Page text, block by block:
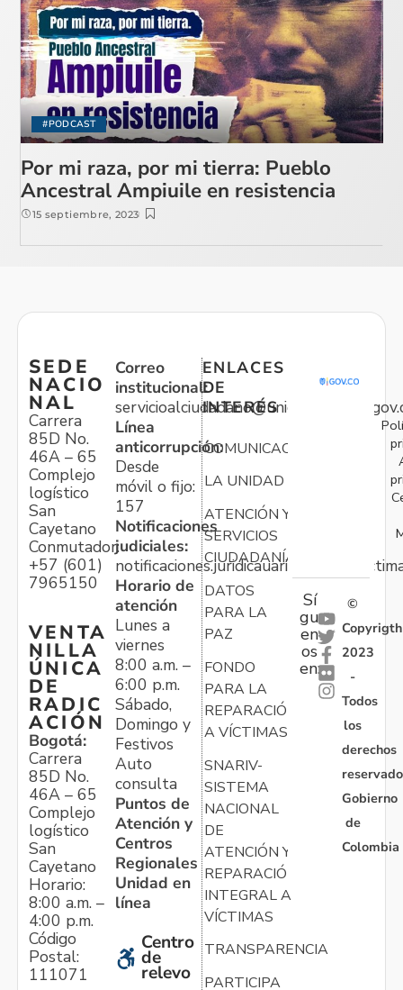
#PODCAST
Por mi raza, por mi tierra: Pueblo
Ancestral Ampiuile en resistencia
15 septiembre, 2023
SEDE
NACIO
NAL
Carrera
85D No.
46A – 65
Complejo
logístico
San
Cayetano
Conmutador:
+57 (601)
7965150
VENTA
NILLA
ÚNICA
DE
RADIC
ACIÓN
Bogotá:
Carrera
85D No.
46A – 65
Complejo
logístico
San
Cayetano
Horario:
8:00 a.m. –
4:00 p.m.
Código
Postal:
111071
Correo
institucional:
Línea
anticorrupción:
Desde
móvil o fijo:
157
Notificaciones
judiciales:
Horario de
atención
Lunes a
viernes
8:00 a.m. –
6:00 p.m.
Sábado,
Domingo y
Festivos
Auto
consulta
Puntos de
Atención y
Centros
Regionales
Unidad en
línea
Centro
de
relevo
ENLACES
DE
INTERÉS
COMUNICACIONES
LA UNIDAD
ATENCIÓN Y
SERVICIOS
CIUDADANÍA
DATOS
PARA LA
PAZ
FONDO
PARA LA
REPARACIÓN
A VÍCTIMAS
SNARIV-
SISTEMA
NACIONAL
DE
ATENCIÓN Y
REPARACIÓN
INTEGRAL A
VÍCTIMAS
TRANSPARENCIA
PARTICIPA
Sí
gu
en
os
en:
©
Copyrigth
2023
-
Todos
los
derechos
Gobierno
de
Colombia